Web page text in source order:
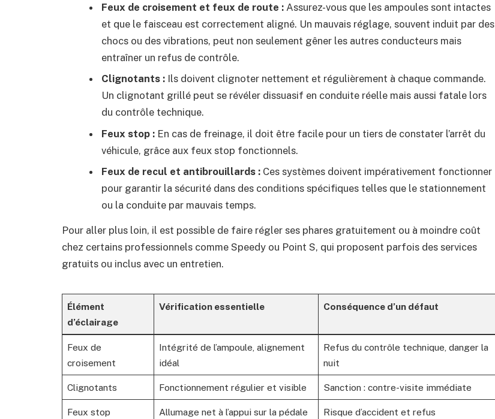
Feux de croisement et feux de route : Assurez-vous que les ampoules sont intactes
et que le faisceau est correctement aligné. Un mauvais réglage, souvent induit par des
chocs ou des vibrations, peut non seulement gêner les autres conducteurs mais
entraîner un refus de contrôle.
Clignotants : Ils doivent clignoter nettement et régulièrement à chaque commande.
Un clignotant grillé peut se révéler dissuasif en conduite réelle mais aussi fatale lors
du contrôle technique.
Feux stop : En cas de freinage, il doit être facile pour un tiers de constater l’arrêt du
véhicule, grâce aux feux stop fonctionnels.
Feux de recul et antibrouillards : Ces systèmes doivent impérativement fonctionner
pour garantir la sécurité dans des conditions spécifiques telles que le stationnement
ou la conduite par mauvais temps.
Pour aller plus loin, il est possible de faire régler ses phares gratuitement ou à moindre coût
chez certains professionnels comme Speedy ou Point S, qui proposent parfois des services
gratuits ou inclus avec un entretien.
Élément
d’éclairage
Vérification essentielle Conséquence d’un défaut
Feux de
croisement
Intégrité de l’ampoule, alignement
idéal
Refus du contrôle technique, danger la
nuit
Clignotants Fonctionnement régulier et visible Sanction : contre-visite immédiate
Feux stop Allumage net à l’appui sur la pédale Risque d’accident et refus